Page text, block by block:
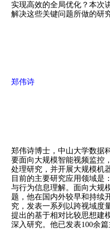
实现高效的全局优化？本次
解决这些关键问题所做的研
郑伟诗
郑伟诗博士，中山大学数据
要面向大规模智能视频监控
处理研究，并开展大规模机
目前的主要研究应用领域是
与行为信息理解。面向大规
题，他在国内外较早和持续
究，发表一系列以跨视域度
提出的基于相对比较思想建
深入研究。他已发表100余篇